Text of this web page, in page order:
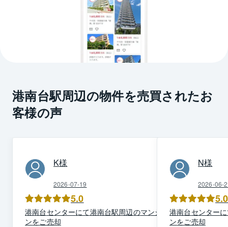
港南台駅周辺の物件を売買されたお
客様の声
K様
2026-07-19
5.0
港南台センターにて港南台駅周辺のマンショ
ンをご売却
N様
2026-06-
5.0
港南台センター
ンをご売却